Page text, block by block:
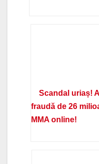
Scandal uriaș!
fraudă de 26
MMA online!